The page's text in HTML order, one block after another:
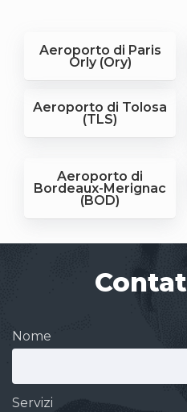
Aeroporto di Paris
Orly (Ory)
Aeroporto di Tolosa
(TLS)
Aeroporto di
Bordeaux-Merignac
(BOD)
Nome
Servizi